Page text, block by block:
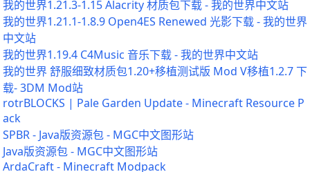
我的世界1.21.3-1.15 Alacrity 材质包下载 - 我的世界中文站
我的世界1.21.1-1.8.9 Open4ES Renewed 光影下载 - 我的世界
中文站
我的世界1.19.4 C4Music 音乐下载 - 我的世界中文站
我的世界 舒服细致材质包1.20+移植测试版 Mod V移植1.2.7 下
载- 3DM Mod站
rotrBLOCKS | Pale Garden Update - Minecraft Resource P
ack
SPBR - Java版资源包 - MGC中文图形站
Java版资源包 - MGC中文图形站
ArdaCraft - Minecraft Modpack